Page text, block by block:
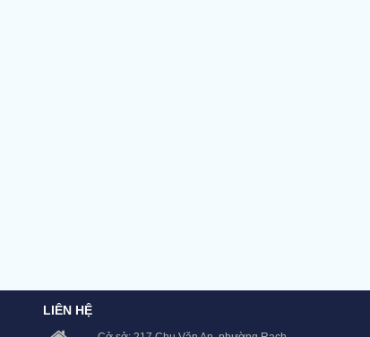
LIÊN HỆ